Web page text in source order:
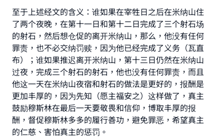
至于上述经文的含义：谁如果在宰牲日之后在米纳山住
了两个夜晚，在第十一日和第十二日完成了三个射石场
的射石，然后想仓促的离开米纳山，那么，他没有任何
罪责，也不必交纳罚赎，因为他已经完成了义务（瓦直
布）；谁如果推迟离开米纳山，第十三日仍然在米纳山
过夜，完成三个射石的射石，他也没有任何罪责，而且
他这一天在米纳山夜宿和射石的做法是更好的，报酬是
更加丰厚的，因为先知（愿主福安之）这样做了，真主
鼓励穆斯林在最后一天要敬畏和信仰，博取丰厚的报
酬，督促穆斯林多多的履行善功，避免罪恶，希望真主
的仁慈、害怕真主的惩罚。
The Prophet (ﷺ) said:
"A person who leads others to doing what is
good will earn the same reward as those who
do it."
(MUSLIM, 1893)
Support IslamQA